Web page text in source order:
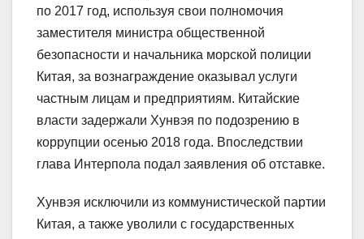
по 2017 год, используя свои полномочия
заместителя министра общественной
безопасности и начальника морской полиции
Китая, за вознаграждение оказывал услуги
частным лицам и предприятиям. Китайские
власти задержали Хунвэя по подозрению в
коррупции осенью 2018 года. Впоследствии
глава Интерпола подал заявления об отставке.
Хунвэя исключили из коммунистической партии
Китая, а также уволили с государственных